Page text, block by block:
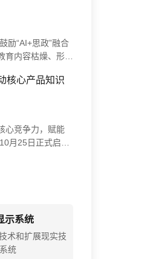
育数字化转型与
励“AI+思政”融合
内容枯燥、形式
实验），并借助
发思政大模型、
核心产品知识
心竞争力，赋能
月25日正式启动
平与客户服务质
示系统
术和扩展现实技
统